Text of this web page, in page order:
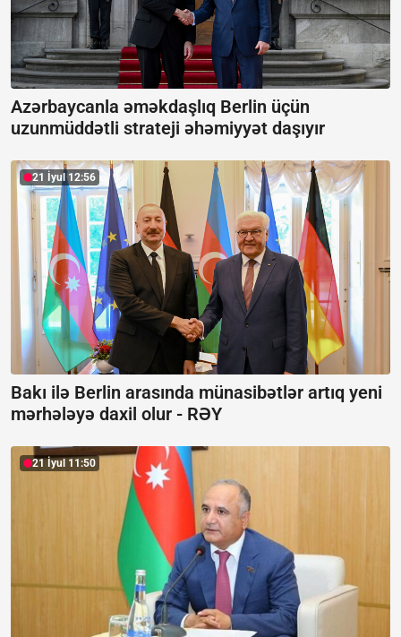
Azərbaycanla əməkdaşlıq Berlin üçün
uzunmüddətli strateji əhəmiyyət daşıyır
21 İyul 12:56
Bakı ilə Berlin arasında münasibətlər artıq yeni
mərhələyə daxil olur - RƏY
21 İyul 11:50